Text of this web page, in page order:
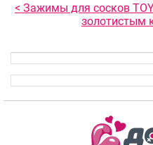
< Зажимы для сосков
золотистым